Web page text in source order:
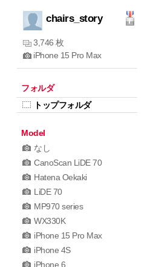
chairs_story
3,746 枚
iPhone 15 Pro Max
フォルダ
トップフォルダ
Model
なし
CanoScan LiDE 70
Hatena Oekaki
LiDE 70
MP970 series
WX330K
iPhone 15 Pro Max
iPhone 4S
iPhone 6